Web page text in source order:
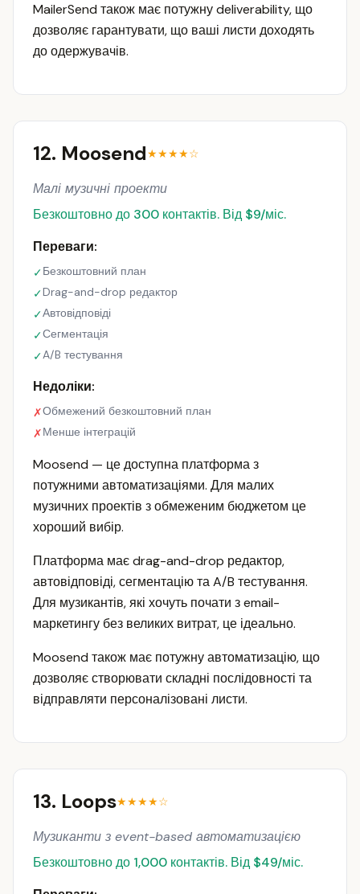
MailerSend також має потужну deliverability, що
дозволяє гарантувати, що ваші листи доходять
до одержувачів.
12. Moosend★★★★☆
Малі музичні проекти
Безкоштовно до 300 контактів. Від $9/міс.
Переваги:
✓Безкоштовний план
✓Drag-and-drop редактор
✓Автовідповіді
✓Сегментація
✓A/B тестування
Недоліки:
✗Обмежений безкоштовний план
✗Менше інтеграцій
Moosend — це доступна платформа з
потужними автоматизаціями. Для малих
музичних проектів з обмеженим бюджетом це
хороший вибір.
Платформа має drag-and-drop редактор,
автовідповіді, сегментацію та A/B тестування.
Для музикантів, які хочуть почати з email-
маркетингу без великих витрат, це ідеально.
Moosend також має потужну автоматизацію, що
дозволяє створювати складні послідовності та
відправляти персоналізовані листи.
13. Loops★★★★☆
Музиканти з event-based автоматизацією
Безкоштовно до 1,000 контактів. Від $49/міс.